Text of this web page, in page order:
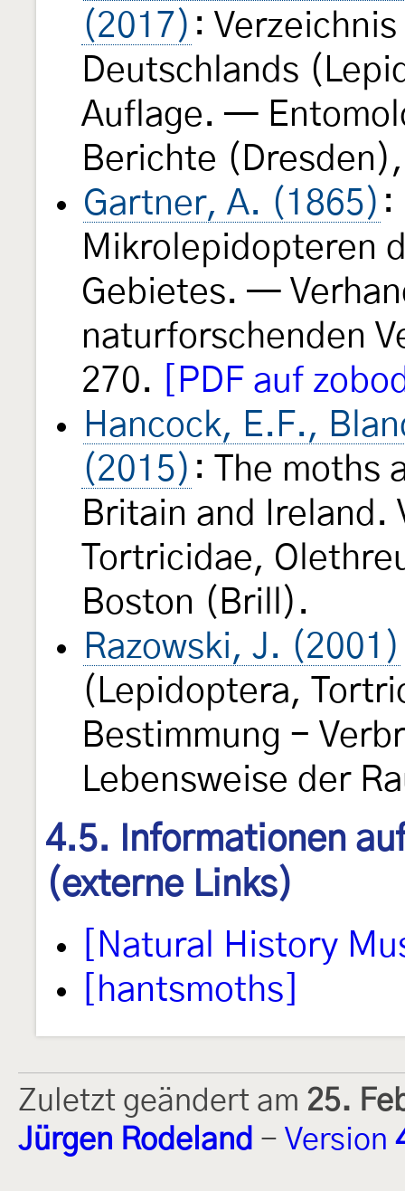
(2017) :
Deutschlands
Auflage. —
Berichte
Gartner, A. (1865) :
Mikrolepidopteren
Gebietes. —
naturforschenden
270.
[PDF auf
Hancock, E.F.,
(2015) : The moths
Britain and Ireland.
Tortricidae,
Boston (Brill).
Razowski, J. (2001)
(Lepidoptera,
Bestimmung -
Lebensweise der
4.5. Informationen
(externe Links)
[Natural History
[hantsmoths]
Zuletzt geändert am 25.
Jürgen Rodeland - Version